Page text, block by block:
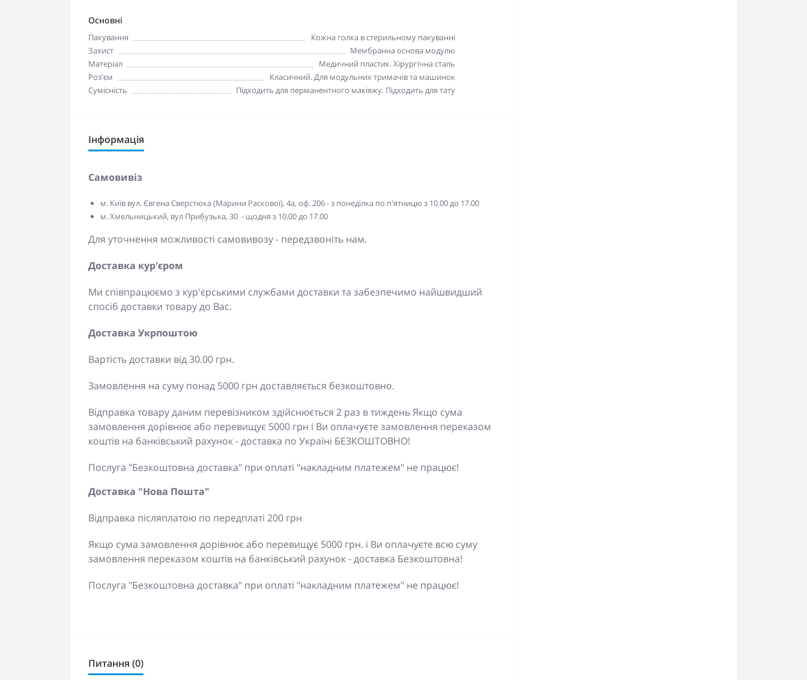
Основні
Пакування
Кожна голка в стерильному пакуванні
Захист
Мембранна основа модулю
Матеріал
Медичний пластик. Хірургічна сталь
Роз'єм
Класичний. Для модульних тримачів та машинок
Сумісність
Підходить для перманентного макіяжу. Підходить для тату
Інформація
Самовивіз
м. Київ вул. Євгена Сверстюка (Марини Раскової), 4а, оф. 206 - з понеділка по п'ятницю з 10.00 до 17.00
м. Хмельницький, вул Прибузька, 30 - щодня з 10.00 до 17.00
Для уточнення можливості самовивозу - передзвоніть нам.
Доставка кур'єром
Ми співпрацюємо з кур'єрськими службами доставки та забезпечимо найшвидший
спосіб доставки товару до Вас.
Доставка Укрпоштою
Вартість доставки від 30.00 грн.
Замовлення на суму понад 5000 грн доставляється безкоштовно.
Відправка товару даним перевізником здійснюється 2 раз в тиждень Якщо сума
замовлення дорівнює або перевищує 5000 грн і Ви оплачуєте замовлення переказом
коштів на банківський рахунок - доставка по Україні БЕЗКОШТОВНО!
Послуга "Безкоштовна доставка" при оплаті "накладним платежем" не працює!
Доставка "Нова Пошта"
Відправка післяплатою по передплаті 200 грн
Якщо сума замовлення дорівнює або перевищує 5000 грн. і Ви оплачуєте всю суму
замовлення переказом коштів на банківський рахунок - доставка Безкоштовна!
Послуга "Безкоштовна доставка" при оплаті "накладним платежем" не працює!
Питання (0)